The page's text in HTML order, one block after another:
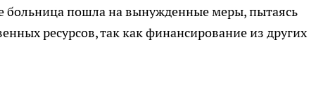
больница пошла на вынужденные меры, пытаясь
ресурсов, так как финансирование из других